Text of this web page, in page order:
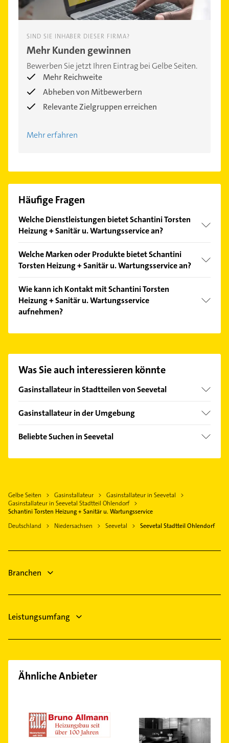
SIND SIE INHABER DIESER FIRMA?
Mehr Kunden gewinnen
Bewerben Sie jetzt Ihren Eintrag bei Gelbe Seiten.
Mehr Reichweite
Abheben von Mitbewerbern
Relevante Zielgruppen erreichen
Mehr erfahren
Häufige Fragen
Welche Dienstleistungen bietet Schantini Torsten
Heizung + Sanitär u. Wartungsservice an?
Energieberatung, Flüssiggasanlagen, Garantie auf
durchgeführte Reparaturen und Haus.
Welche Marken oder Produkte bietet Schantini
Torsten Heizung + Sanitär u. Wartungsservice an?
Ersatzteile, Flachkollektoren, Gasanlagen und
Gasheizungen.
Wie kann ich Kontakt mit Schantini Torsten
Heizung + Sanitär u. Wartungsservice
aufnehmen?
Einfach die passenden Kontaktmöglichkeiten wie
auswählen. Hier finden Sie alleKontaktdaten
Was Sie auch interessieren könnte
Gasinstallateur in Stadtteilen von Seevetal
Hittfeld
Gasinstallateur in der Umgebung
Stelle Kreis Harburg
Hanstedt Nordheide
Wentorf bei Hamburg
Beliebte Suchen in Seevetal
Kanalreinigung
Gartenbau & Landschaftsbau
Zahnarzt
Bauunternehmen
Gelbe Seiten Gasinstallateur
Gasinstallateur in Seevetal
Gasinstallateur in Seevetal Stadtteil Ohlendorf
Schantini Torsten Heizung + Sanitär u. Wartungsservice
Deutschland
Niedersachsen Seevetal Seevetal Stadtteil Ohlendorf
Branchen
Leistungsumfang
Ähnliche Anbieter